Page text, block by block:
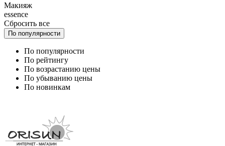
Макияж
essence
Сбросить все
По популярности
По популярности
По рейтингу
По возрастанию цены
По убыванию цены
По новинкам